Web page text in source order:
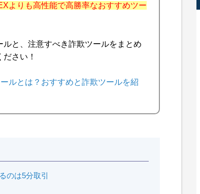
よりも高性能で高勝率なおすすめツー
と、注意すべき詐欺ツールをまとめ
さい！
ルとは？おすすめと詐欺ツールを紹
のは5分取引